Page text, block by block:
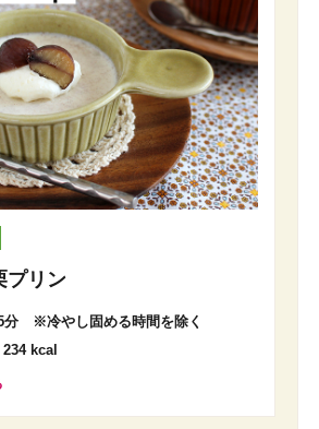
プリン
分 ※冷やし固める時間を除く
234 kcal